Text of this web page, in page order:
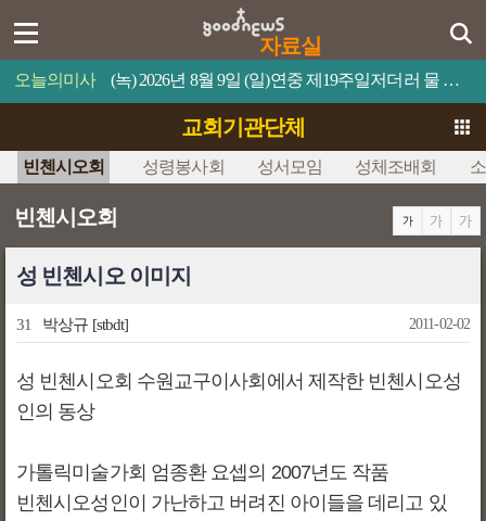
자료실
오늘의미사 (녹) 2026년 8월 9일 (일)연중 제19주일저더러 물 위로 걸어오라고 명령하십시오.
교회기관단체
빈첸시오회 성령봉사회 성서모임 성체조배회
빈첸시오회
성 빈첸시오 이미지
31 박상규 [stbdt] 2011-02-02
성 빈첸시오회 수원교구이사회에서 제작한 빈첸시오성
인의 동상
가톨릭미술가회 엄종환 요셉의 2007년도 작품
빈첸시오성인이 가난하고 버려진 아이들을 데리고 있